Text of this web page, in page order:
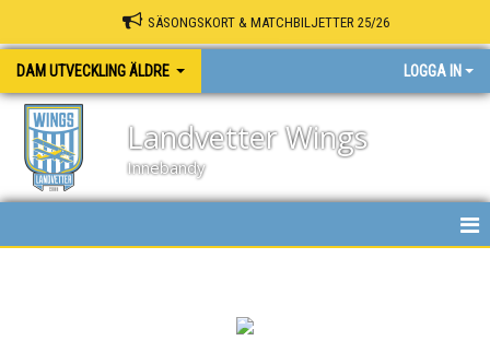
SÄSONGSKORT & MATCHBILJETTER 25/26
DAM UTVECKLING ÄLDRE LOGGA IN
Landvetter Wings
Innebandy